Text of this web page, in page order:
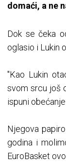
domaći, a ne
Dok se čeka
oglasio i Lukin
"Kao Lukin
svom srcu još
ispuni
Njegova
godina i
EuroBasket